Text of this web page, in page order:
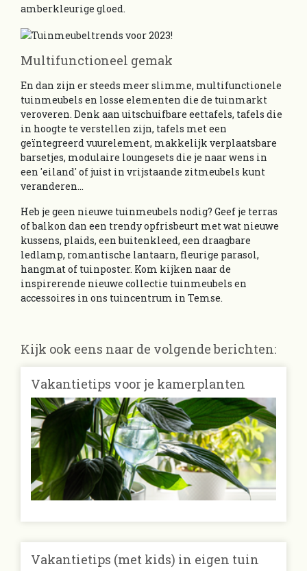
amberkleurige gloed.
Multifunctioneel gemak
En dan zijn er steeds meer slimme, multifunctionele
tuinmeubels en losse elementen die de tuinmarkt
veroveren. Denk aan uitschuifbare eettafels, tafels die
in hoogte te verstellen zijn, tafels met een
geïntegreerd vuurelement, makkelijk verplaatsbare
barsetjes, modulaire loungesets die je naar wens in
een 'eiland' of juist in vrijstaande zitmeubels kunt
veranderen...
Heb je geen nieuwe tuinmeubels nodig? Geef je terras
of balkon dan een trendy opfrisbeurt met wat nieuwe
kussens, plaids, een buitenkleed, een draagbare
ledlamp, romantische lantaarn, fleurige parasol,
hangmat of tuinposter. Kom kijken naar de
inspirerende nieuwe collectie tuinmeubels en
accessoires in ons tuincentrum in Temse.
Kijk ook eens naar de volgende berichten:
Vakantietips voor je kamerplanten
Vakantietips (met kids) in eigen tuin